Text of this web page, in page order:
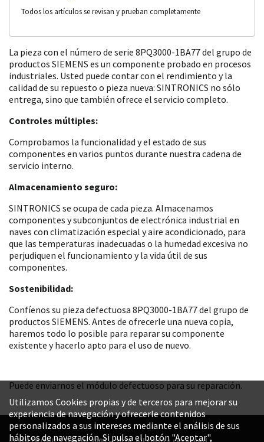
Todos los artículos se revisan y prueban completamente
La pieza con el número de serie 8PQ3000-1BA77 del grupo de
productos SIEMENS es un componente probado en procesos
industriales. Usted puede contar con el rendimiento y la
calidad de su repuesto o pieza nueva: SINTRONICS no sólo
entrega, sino que también ofrece el servicio completo.
Controles múltiples:
Comprobamos la funcionalidad y el estado de sus
componentes en varios puntos durante nuestra cadena de
servicio interno.
Almacenamiento seguro:
SINTRONICS se ocupa de cada pieza. Almacenamos
componentes y subconjuntos de electrónica industrial en
naves con climatización especial y aire acondicionado, para
que las temperaturas inadecuadas o la humedad excesiva no
perjudiquen el funcionamiento y la vida útil de sus
componentes.
Sostenibilidad:
Confíenos su pieza defectuosa 8PQ3000-1BA77 del grupo de
productos SIEMENS. Antes de ofrecerle una nueva copia,
haremos todo lo posible para reparar su componente
existente y hacerlo apto para el uso de nuevo.
Puede enviarnos el módulo defectuoso para su reparación.
Utilizamos Cookies propias y de terceros para mejorar su
experiencia de navegación y ofrecerle contenidos
personalizados a sus intereses mediante el análisis de sus
hábitos de navegación. Si pulsa el botón "Aceptar",